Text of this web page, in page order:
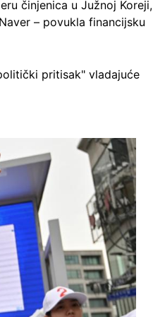
činjenica u Južnoj Koreji,
– povukla financijsku
pritisak" vladajuće